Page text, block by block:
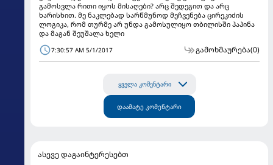
გამოსვლა რითი იყოს მისაღები? არც შედეგით და არც
ხარისხით. მე ნაკლებად სარწმუნოდ მეჩვენება ცირეკიძის
ლოგიკა, რომ თურმე არ უნდა გამოსულიყო თბილისში პაპინა
და მაგან შეუშალა ხელი
7:30:57 AM 5/1/2017 გამოხმაურება(0)
ყველა კომენტარი
დაამატე კომენტარი
ასევე დაგაინტერესებთ